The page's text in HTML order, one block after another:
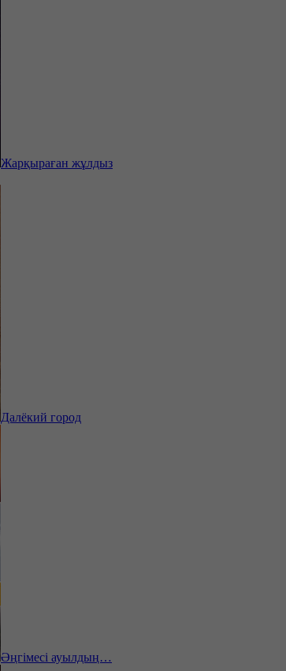
Жарқыраған жұлдыз
Далёкий город
Әңгімесі ауылдың…